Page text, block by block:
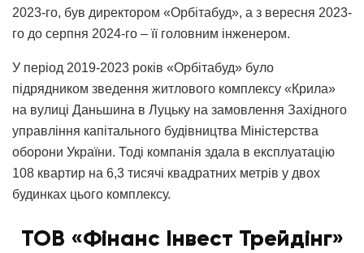
2023-го, був директором «Орбітабуд», а з вересня 2023-
го до серпня 2024-го – її головним інженером.
У період 2019-2023 років «Орбітабуд» було
підрядником зведення житлового комплексу «Крила»
на вулиці Даньшина в Луцьку на замовлення Західного
управління капітального будівництва Міністерства
оборони України. Тоді компанія здала в експлуатацію
108 квартир на 6,3 тисячі квадратних метрів у двох
будинках цього комплексу.
ТОВ «Фінанс Інвест Трейдінг»